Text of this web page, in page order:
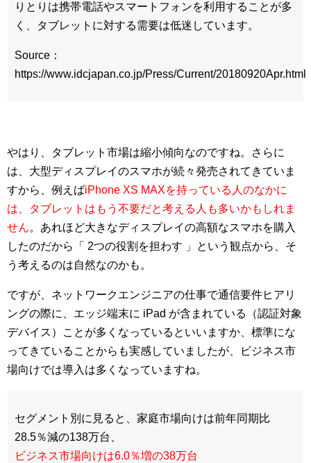
りとりは携帯電話やスマートフォンを利用することが多
く、タブレットに対する需要は低迷しています。
Source：
https://www.idcjapan.co.jp/Press/Current/20180920Apr.html
やはり、タブレット市場は縮小傾向なのですね。さらに
は、大型ディスプレイのスマホが続々発売されてきていま
すから、例えばiPhone XS MAXを持っている人のなかに
は、タブレットはもう不要だと考える人も多いかもしれま
せん。あれほど大きなディスプレイの高額なスマホを購入
したのだから「 2つの役割を担わす 」という観点から、そ
う考えるのは自然なのかも。
ですが、ネットワークエンジニアの仕事で通信要件ヒアリ
ングの際に、エッジ端末に iPad が含まれている（認証対象
デバイス）ことが多くなっているといいますか、標準にな
ってきていることからも実感していましたが、ビジネス市
場向けでは導入は多くなっていますね。
セグメント別に見ると、家庭市場向けは前年同期比
28.5％減の138万台、
ビジネス市場向けは6.0％増の38万台